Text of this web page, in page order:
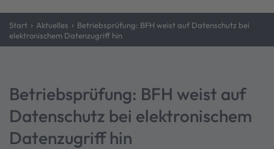
Start › Aktuelles › Betriebsprüfung: BFH weist auf Datenschutz bei
elektronischem Datenzugriff hin
Betriebsprüfung: BFH weist auf
Datenschutz bei elektronischem
Datenzugriff hin